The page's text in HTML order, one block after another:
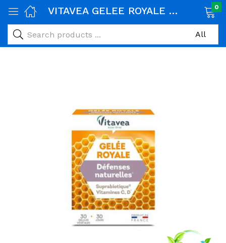
alimentaires)
VITAVEA GELEE ROYALE DEFENSES NATURELLES 30 GELULES 0